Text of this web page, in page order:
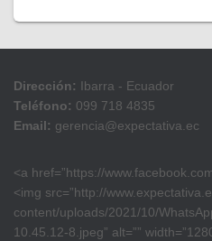
Dirección: Ibarra - Ecuador
Teléfono: 099 718 4835
Email: gerencia@expectativa.ec
<a href=”https://
<img src=”http://
content/uploads/2021/10/
10.45.12-8.jpeg” alt=””